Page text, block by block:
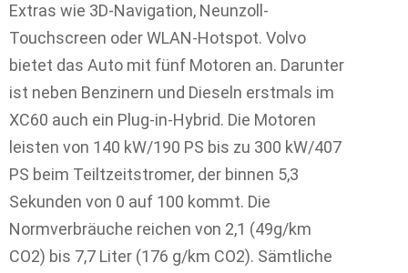
Extras wie 3D-Navigation, Neunzoll-
Touchscreen oder WLAN-Hotspot. Volvo
bietet das Auto mit fünf Motoren an. Darunter
ist neben Benzinern und Dieseln erstmals im
XC60 auch ein Plug-in-Hybrid. Die Motoren
leisten von 140 kW/190 PS bis zu 300 kW/407
PS beim Teiltzeitstromer, der binnen 5,3
Sekunden von 0 auf 100 kommt. Die
Normverbräuche reichen von 2,1 (49g/km
CO2) bis 7,7 Liter (176 g/km CO2). Sämtliche